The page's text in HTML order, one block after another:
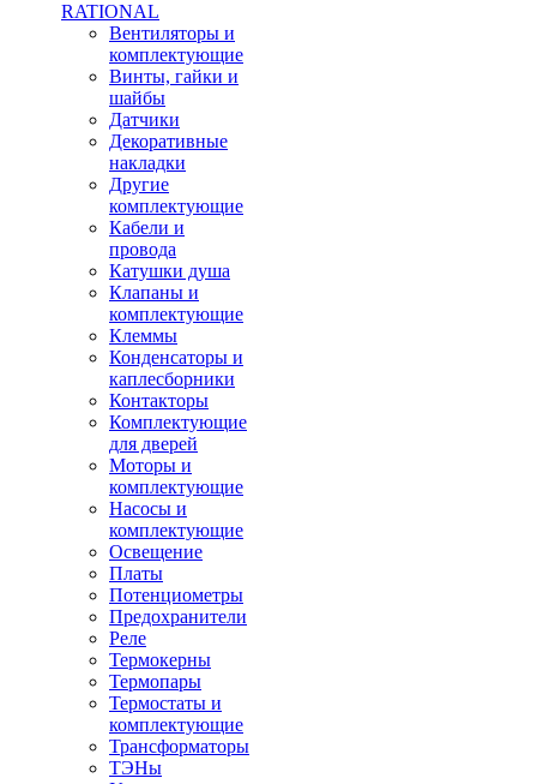
RATIONAL
Вентиляторы и
комплектующие
Винты, гайки и
шайбы
Датчики
Декоративные
накладки
Другие
комплектующие
Кабели и
провода
Катушки душа
Клапаны и
комплектующие
Клеммы
Конденсаторы и
каплесборники
Контакторы
Комплектующие
для дверей
Моторы и
комплектующие
Насосы и
комплектующие
Освещение
Платы
Потенциометры
Предохранители
Реле
Термокерны
Термопары
Термостаты и
комплектующие
Трансформаторы
ТЭНы